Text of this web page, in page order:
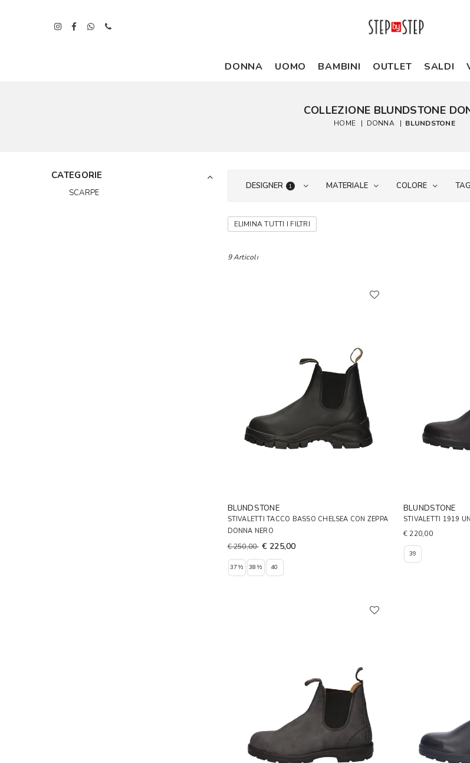
DONNA UOMO BAMBINI OUTLET SALDI
COLLEZIONE BLUNDSTONE
HOME | DONNA | BLUNDSTONE
CATEGORIE
SCARPE
DESIGNER 1 MATERIALE COLORE
ELIMINA TUTTI I FILTRI
9 Articoli
BLUNDSTONE
STIVALETTI TACCO BASSO CHELSEA CON ZEPPA
DONNA NERO
€ 250,00 € 225,00
37½ 38½ 40
BLUNDSTONE
STIVALETTI 1919
€ 220,00
39